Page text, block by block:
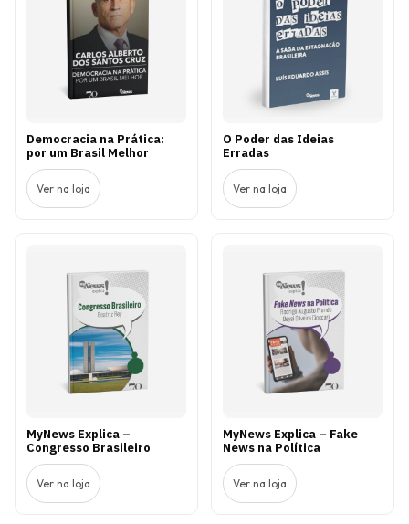
Democracia na Prática:
por um Brasil Melhor
Ver na loja
O Poder das Ideias
Erradas
Ver na loja
MyNews Explica –
Congresso Brasileiro
Ver na loja
MyNews Explica – Fake
News na Política
Ver na loja